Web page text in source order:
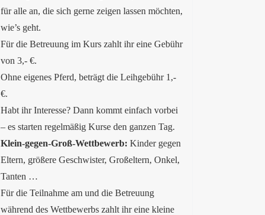
für alle an, die sich gerne zeigen lassen möchten,
wie’s geht.
Für die Betreuung im Kurs zahlt ihr eine Gebühr
von 3,- €.
Ohne eigenes Pferd, beträgt die Leihgebühr 1,-
€.
Habt ihr Interesse? Dann kommt einfach vorbei
– es starten regelmäßig Kurse den ganzen Tag.
Klein-gegen-Groß-Wettbewerb: Kinder gegen
Eltern, größere Geschwister, Großeltern, Onkel,
Tanten …
Für die Teilnahme am und die Betreuung
während des Wettbewerbs zahlt ihr eine kleine